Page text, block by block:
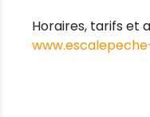
Horaires, tarifs et